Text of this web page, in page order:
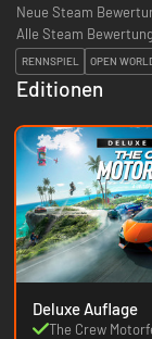
Neue Steam
Alle Steam
RENNSPIEL OPEN
Editionen
Deluxe Auflage
The Crew